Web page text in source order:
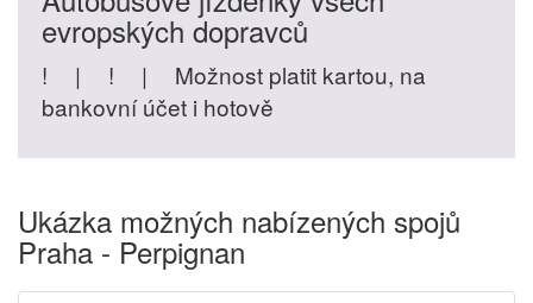
evropských dopravců
! | ! |
Možnost platit kartou, na
bankovní účet i hotově
Ukázka možných nabízených spojů
Praha - Perpignan